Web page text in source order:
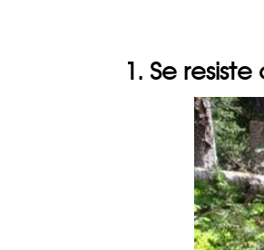
1. Se